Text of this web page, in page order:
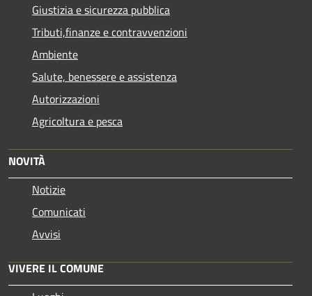
Giustizia e sicurezza pubblica
Tributi,finanze e contravvenzioni
Ambiente
Salute, benessere e assistenza
Autorizzazioni
Agricoltura e pesca
NOVITÀ
Notizie
Comunicati
Avvisi
VIVERE IL COMUNE